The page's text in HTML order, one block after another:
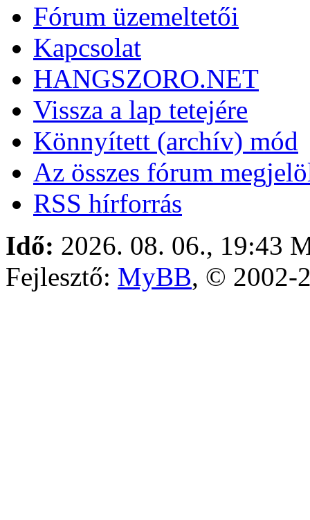
Fórum üzemeltetői
Kapcsolat
HANGSZORO.NET
Vissza a lap tetejére
Könnyített (archív) mód
Az összes fórum
RSS hírforrás
Idő: 2026. 08. 06., 19:43
Fejlesztő: MyBB, © 2002-